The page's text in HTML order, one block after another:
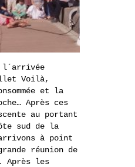
l´arrivée
Voilà,
et la
Après ces
au portant
sud de la
à point
réunion de
Après les